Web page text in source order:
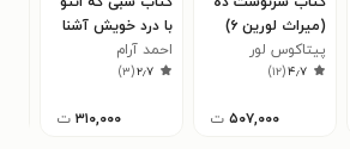
(میراث لورین ۶)
پیتاکوس لور
۴٫۷(۱۲)
۵۰۷,۰۰۰ ت
با درد خویش آشنا
شد
احمد آرام
۲٫۷(۳)
۳۱۰,۰۰۰ ت